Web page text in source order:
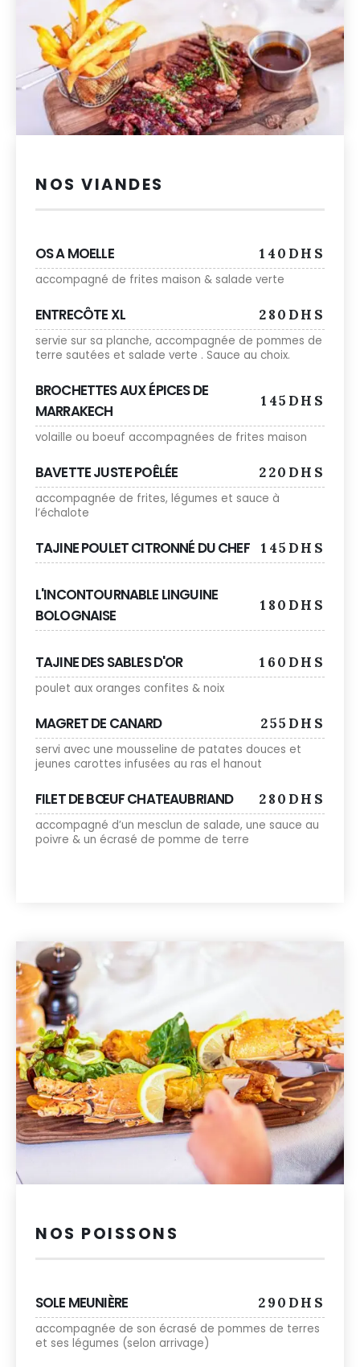
NOS VIANDES
OS A MOELLE 140DHS
accompagné de frites maison & salade verte
ENTRECÔTE XL 280DHS
servie sur sa planche, accompagnée de pommes de
terre sautées et salade verte . Sauce au choix.
BROCHETTES AUX ÉPICES DE
MARRAKECH
145DHS
volaille ou boeuf accompagnées de frites maison
BAVETTE JUSTE POÊLÉE 220DHS
accompagnée de frites, légumes et sauce à
l’échalote
TAJINE POULET CITRONNÉ DU CHEF 145DHS
L'INCONTOURNABLE LINGUINE
BOLOGNAISE
180DHS
TAJINE DES SABLES D'OR 160DHS
poulet aux oranges confites & noix
MAGRET DE CANARD 255DHS
servi avec une mousseline de patates douces et
jeunes carottes infusées au ras el hanout
FILET DE BŒUF CHATEAUBRIAND 280DHS
accompagné d’un mesclun de salade, une sauce au
poivre & un écrasé de pomme de terre
NOS POISSONS
SOLE MEUNIÈRE 290DHS
accompagnée de son écrasé de pommes de terres
et ses légumes (selon arrivage)